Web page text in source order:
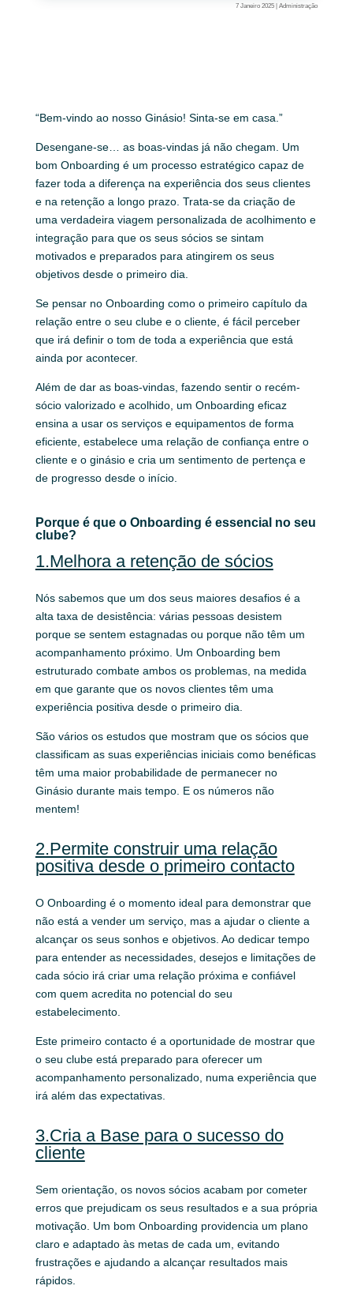
7 Janeiro 2025 |Administração
“Bem-vindo ao nosso Ginásio! Sinta-se em casa.”
Desengane-se… as boas-vindas já não chegam. Um
bom Onboarding é um processo estratégico capaz de
fazer toda a diferença na experiência dos seus clientes
e na retenção a longo prazo. Trata-se da criação de
uma verdadeira viagem personalizada de acolhimento e
integração para que os seus sócios se sintam
motivados e preparados para atingirem os seus
objetivos desde o primeiro dia.
Se pensar no Onboarding como o primeiro capítulo da
relação entre o seu clube e o cliente, é fácil perceber
que irá definir o tom de toda a experiência que está
ainda por acontecer.
Além de dar as boas-vindas, fazendo sentir o recém-
sócio valorizado e acolhido, um Onboarding eficaz
ensina a usar os serviços e equipamentos de forma
eficiente, estabelece uma relação de confiança entre o
cliente e o ginásio e cria um sentimento de pertença e
de progresso desde o início.
Porque é que o Onboarding é essencial no seu
clube?
1.Melhora a retenção de sócios
Nós sabemos que um dos seus maiores desafios é a
alta taxa de desistência: várias pessoas desistem
porque se sentem estagnadas ou porque não têm um
acompanhamento próximo. Um Onboarding bem
estruturado combate ambos os problemas, na medida
em que garante que os novos clientes têm uma
experiência positiva desde o primeiro dia.
São vários os estudos que mostram que os sócios que
classificam as suas experiências iniciais como benéficas
têm uma maior probabilidade de permanecer no
Ginásio durante mais tempo. E os números não
mentem!
2.Permite construir uma relação
positiva desde o primeiro contacto
O Onboarding é o momento ideal para demonstrar que
não está a vender um serviço, mas a ajudar o cliente a
alcançar os seus sonhos e objetivos. Ao dedicar tempo
para entender as necessidades, desejos e limitações de
cada sócio irá criar uma relação próxima e confiável
com quem acredita no potencial do seu
estabelecimento.
Este primeiro contacto é a oportunidade de mostrar que
o seu clube está preparado para oferecer um
acompanhamento personalizado, numa experiência que
irá além das expectativas.
3.Cria a Base para o sucesso do
cliente
Sem orientação, os novos sócios acabam por cometer
erros que prejudicam os seus resultados e a sua própria
motivação. Um bom Onboarding providencia um plano
claro e adaptado às metas de cada um, evitando
frustrações e ajudando a alcançar resultados mais
rápidos.